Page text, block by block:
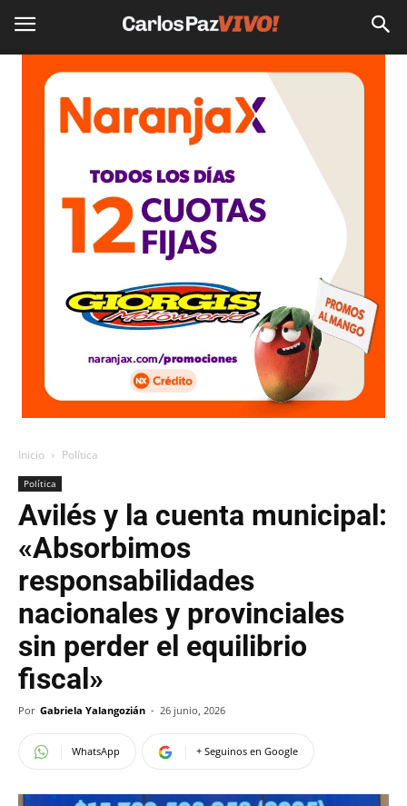
Inicio Política
Política
Avilés y la cuenta municipal:
«Absorbimos
responsabilidades
nacionales y provinciales
sin perder el equilibrio
fiscal»
Por Gabriela Yalangozián - 26 junio, 2026
WhatsApp + Seguinos en Google